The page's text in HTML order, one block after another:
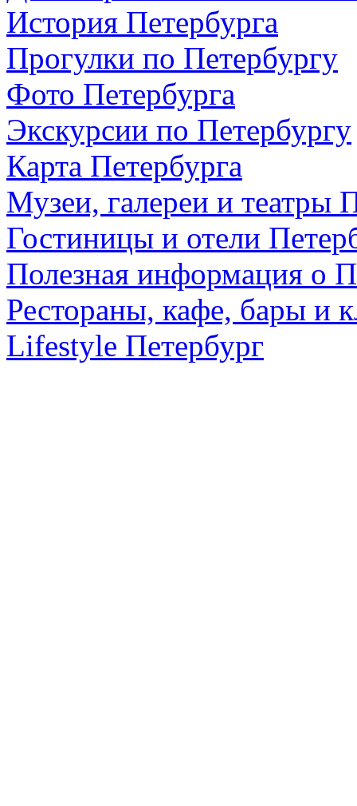
История Петербурга
Прогулки по Петербургу
Фото Петербурга
Экскурсии по Петербургу
Карта Петербурга
Музеи, галереи и театры
Гостиницы и отели
Полезная информация о
Рестораны, кафе, бары и
Lifestyle Петербург